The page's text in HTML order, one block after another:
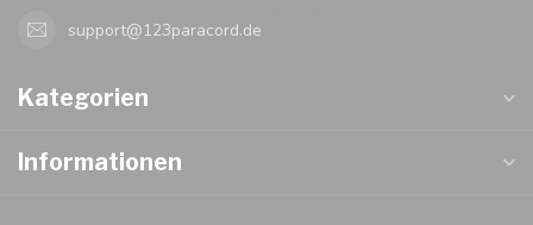
support@123paracord.de
Kategorien
Informationen